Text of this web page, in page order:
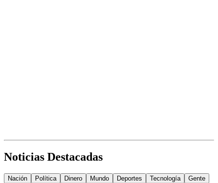
Noticias Destacadas
Nación Política Dinero Mundo Deportes Tecnología Gente